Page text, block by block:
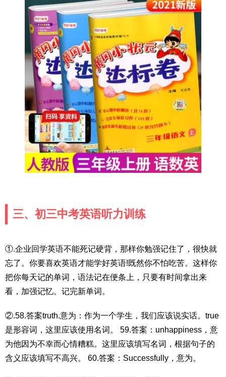
三、初三中考英语听力训练
①.企业回学英语不能死记硬背，那样你勉强记住了，很快就
忘了。你要喜欢英语才能学好英语!既然你不怕吃苦。这样你
把你每天记的单词，语法记在便条上，只要有时间拿出来
看，加强记忆。记完新单词。
②.58.答案truth.意为：作为一个学生，我们应该说实话。true
是形容词，这里应该使用名词。 59.答案：unhappiness，意
为他因为不幸而心情糟糕。这里应该填写名词，根据句子的
含义应该填写不高兴。 60.答案：Successfully，意为。